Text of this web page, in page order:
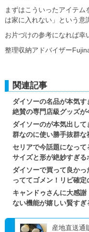
まずはこういったアイテム
は家に入れない」という意
お片づけの参考になれば幸
整理収納アドバイザー
関連記事
ダイソーの名品が本気
絶賛の専門店級グッズが
ダイソーのが本気出し
群なのに使い勝手抜群な
セリアで今話題になっ
サイズと形が絶妙すぎる
ダイソーで買って良か
っててゴメン！リピ確定
キャンドゥさんに大感
ない機能が嬉しい賢すぎ
産地直送通